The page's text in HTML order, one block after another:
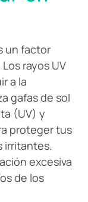
un factor
rayos UV
a la
gafas de sol
(UV) y
proteger tus
irritantes.
excesiva
de los